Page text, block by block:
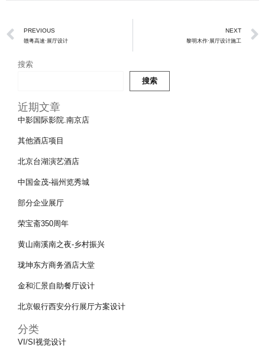
Prev
PREVIOUS
赣粤高速·展厅设计
NEXT
黎明木作·展厅设计施工
搜索
搜索
近期文章
中影国际影院.南京店
其他酒店项目
北京台湖演艺酒店
中国金茂-福州览秀城
部分企业展厅
荣宝斋350周年
黄山南溪南之夜-乡村振兴
珑坤东方商务酒店大堂
金和汇景自助餐厅设计
北京银行西安分行展厅方案设计
分类
VI/SI视觉设计